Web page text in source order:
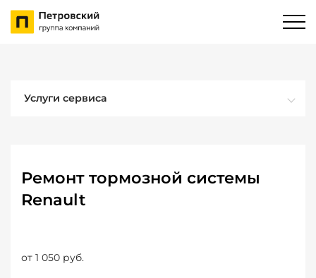
Услуги сервиса
Ремонт тормозной системы
Renault
от 1 050 руб.